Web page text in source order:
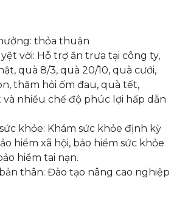
thỏa thuận
vời: Hỗ trợ ăn trưa tại công ty,
quà 8/3, quà 20/10, quà cưới,
thăm hỏi ốm đau, quà tết,
nhiều chế độ phúc lợi hấp dẫn
khỏe: Khám sức khỏe định kỳ
hiểm xã hội, bảo hiểm sức khỏe
hiểm tai nạn.
thân: Đào tạo nâng cao nghiệp